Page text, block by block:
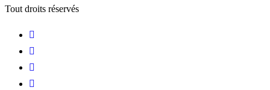
Tout droits réservés